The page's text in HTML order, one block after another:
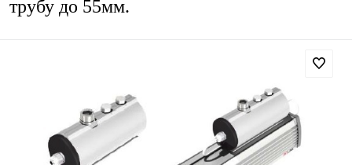
трубу до 55мм.